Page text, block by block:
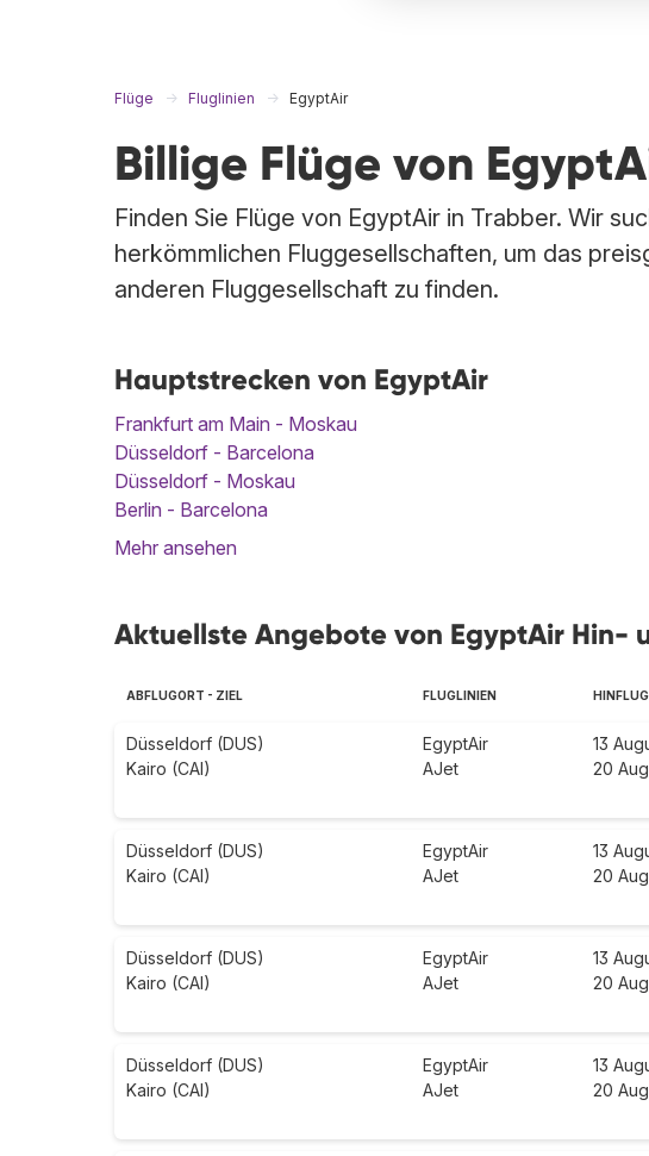
Flüge Fluglinien EgyptAir
Billige Flüge von
Finden Sie Flüge von EgyptAir in Trabber. Wir
herkömmlichen Fluggesellschaften, um das
anderen Fluggesellschaft zu finden.
Hauptstrecken von EgyptAir
Frankfurt am Main - Moskau
Düsseldorf - Barcelona
Düsseldorf - Moskau
Berlin - Barcelona
Mehr ansehen
Aktuellste Angebote von EgyptAir Hin-
ABFLUGORT - ZIEL FLUGLINIEN
Düsseldorf (DUS)
Kairo (CAI)
EgyptAir
AJet
13
20
Düsseldorf (DUS)
Kairo (CAI)
EgyptAir
AJet
13
20
Düsseldorf (DUS)
Kairo (CAI)
EgyptAir
AJet
13
20
Düsseldorf (DUS)
Kairo (CAI)
EgyptAir
AJet
13
20